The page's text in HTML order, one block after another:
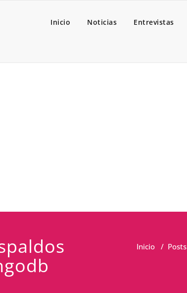
Inicio Noticias Entrevistas
Inicio / Posts